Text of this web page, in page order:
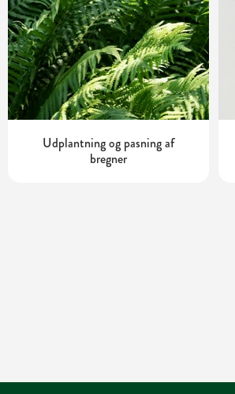
Udplantning og pasning af
bregner